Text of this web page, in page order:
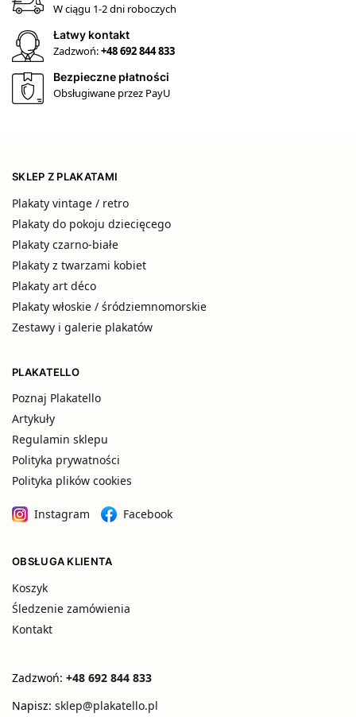
W ciągu 1-2 dni roboczych
Łatwy kontakt
Zadzwoń:+48 692 844 833
Bezpieczne płatności
Obsługiwane przez PayU
SKLEP Z PLAKATAMI
Plakaty vintage / retro
Plakaty do pokoju dziecięcego
Plakaty czarno-białe
Plakaty z twarzami kobiet
Plakaty art déco
Plakaty włoskie / śródziemnomorskie
Zestawy i galerie plakatów
PLAKATELLO
Poznaj Plakatello
Artykuły
Regulamin sklepu
Polityka prywatności
Polityka plików cookies
Instagram Facebook
OBSŁUGA KLIENTA
Koszyk
Śledzenie zamówienia
Kontakt
Zadzwoń: +48 692 844 833
Napisz: sklep@plakatello.pl